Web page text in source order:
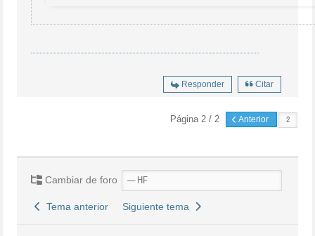
Responder Citar
Página 2 / 2 Anterior
Cambiar de foro
Tema anterior Siguiente tema